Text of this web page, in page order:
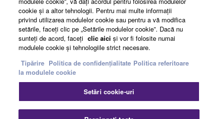
Business
ContactTermeni și CondițiiPolitica de confidențialitate
Politica referitoare la modulele cookieTipărire
cookie şi a altor tehnologii. Pentru mai multe informaţii
privind utilizarea modulelor cookie sau pentru a vă modifica
setările, faceţi clic pe „Setările modulelor cookie”. Dacă nu
sunteţi de acord, faceţi clic aici şi vor fi folosite numai
modulele cookie şi tehnologiile strict necesare.
Tipărire Politica de confidențialitate Politica referitoare
la modulele cookie
Setări cookie-uri